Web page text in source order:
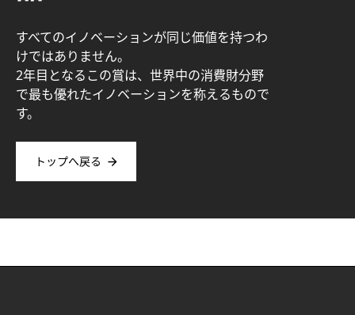
すべてのイノベーションが同じ価値を持つわ
けではありません。
2年目となるこの賞は、世界中の消費財分野
で最も優れたイノベーションを称えるもので
す。
トップへ戻る